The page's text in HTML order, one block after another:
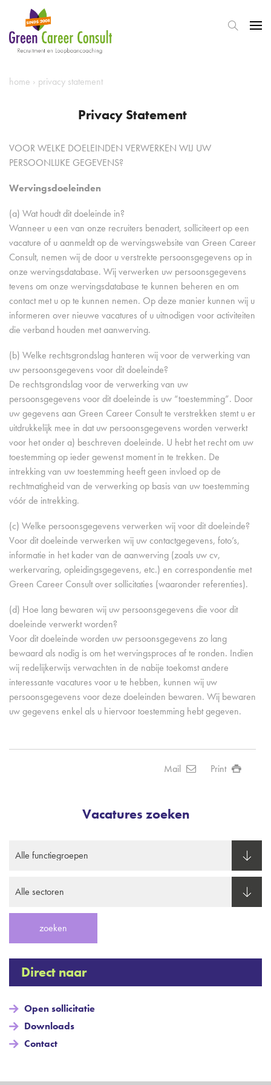
home › privacy statement
Privacy Statement
VOOR WELKE DOELEINDEN VERWERKEN WIJ UW
PERSOONLIJKE GEGEVENS?
Wervingsdoeleinden
(a) Wat houdt dit doeleinde in?
Wanneer u een van onze recruiters benadert, solliciteert op een
vacature of u aanmeldt op de wervingswebsite van Green Career
Consult, nemen wij de door u verstrekte persoonsgegevens op in
onze wervingsdatabase. Wij verwerken uw persoonsgegevens
tevens om onze wervingsdatabase te kunnen beheren en om
contact met u op te kunnen nemen. Op deze manier kunnen wij u
informeren over nieuwe vacatures of u uitnodigen voor activiteiten
die verband houden met aanwerving.
(b) Welke rechtsgrondslag hanteren wij voor de verwerking van
uw persoonsgegevens voor dit doeleinde?
De rechtsgrondslag voor de verwerking van uw
persoonsgegevens voor dit doeleinde is uw “toestemming”. Door
uw gegevens aan Green Career Consult te verstrekken stemt u er
uitdrukkelijk mee in dat uw persoonsgegevens worden verwerkt
voor het onder a) beschreven doeleinde. U hebt het recht om uw
toestemming op ieder gewenst moment in te trekken. De
intrekking van uw toestemming heeft geen invloed op de
rechtmatigheid van de verwerking op basis van uw toestemming
vóór de intrekking.
(c) Welke persoonsgegevens verwerken wij voor dit doeleinde?
Voor dit doeleinde verwerken wij uw contactgegevens, foto’s,
informatie in het kader van de aanwerving (zoals uw cv,
werkervaring, opleidingsgegevens, etc.) en correspondentie met
Green Career Consult over sollicitaties (waaronder referenties).
(d) Hoe lang bewaren wij uw persoonsgegevens die voor dit
doeleinde verwerkt worden?
Voor dit doeleinde worden uw persoonsgegevens zo lang
bewaard als nodig is om het wervingsproces af te ronden. Indien
wij redelijkerwijs verwachten in de nabije toekomst andere
interessante vacatures voor u te hebben, kunnen wij uw
persoonsgegevens voor deze doeleinden bewaren. Wij bewaren
uw gegevens enkel als u hiervoor toestemming hebt gegeven.
Mail Print
Vacatures zoeken
Direct naar
Open sollicitatie
Downloads
Contact